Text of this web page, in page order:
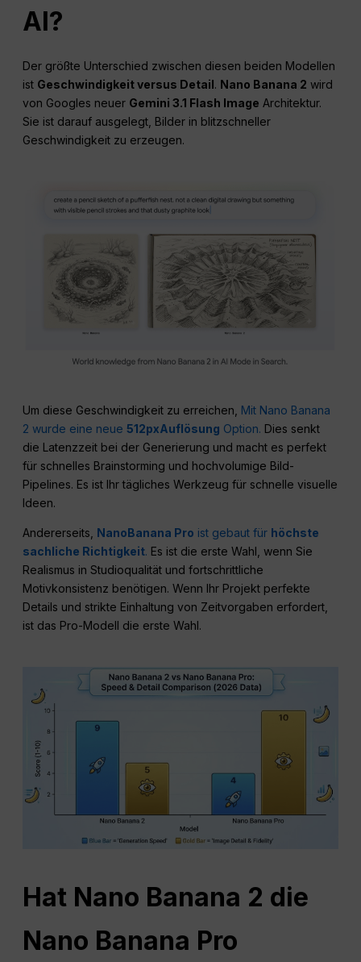
AI?
Der größte Unterschied zwischen diesen beiden Modellen
ist Geschwindigkeit versus Detail . Nano Banana 2 wird
von Googles neuer Gemini 3.1 Flash Image Architektur.
Sie ist darauf ausgelegt, Bilder in blitzschneller
Geschwindigkeit zu erzeugen.
Um diese Geschwindigkeit zu erreichen, Mit Nano Banana
2 wurde eine neue512pxAuflösung Option. Dies senkt
die Latenzzeit bei der Generierung und macht es perfekt
für schnelles Brainstorming und hochvolumige Bild-
Pipelines. Es ist Ihr tägliches Werkzeug für schnelle visuelle
Ideen.
Andererseits, NanoBanana Pro ist gebaut für höchste
sachliche Richtigkeit. Es ist die erste Wahl, wenn Sie
Realismus in Studioqualität und fortschrittliche
Motivkonsistenz benötigen. Wenn Ihr Projekt perfekte
Details und strikte Einhaltung von Zeitvorgaben erfordert,
ist das Pro-Modell die erste Wahl.
Hat Nano Banana 2 die
Nano Banana Pro